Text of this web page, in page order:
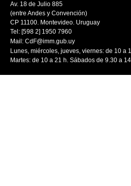
Av. 18 de Julio 885
(entre Andes y Convención)
CP 11100. Montevideo. Uruguay
Tel: [598 2] 1950 7960
Mail: CdF@imm.gub.uy
Lunes, miércoles, jueves, viernes: de 10 a
Martes: de 10 a 21 h. Sábados de 9.30 a